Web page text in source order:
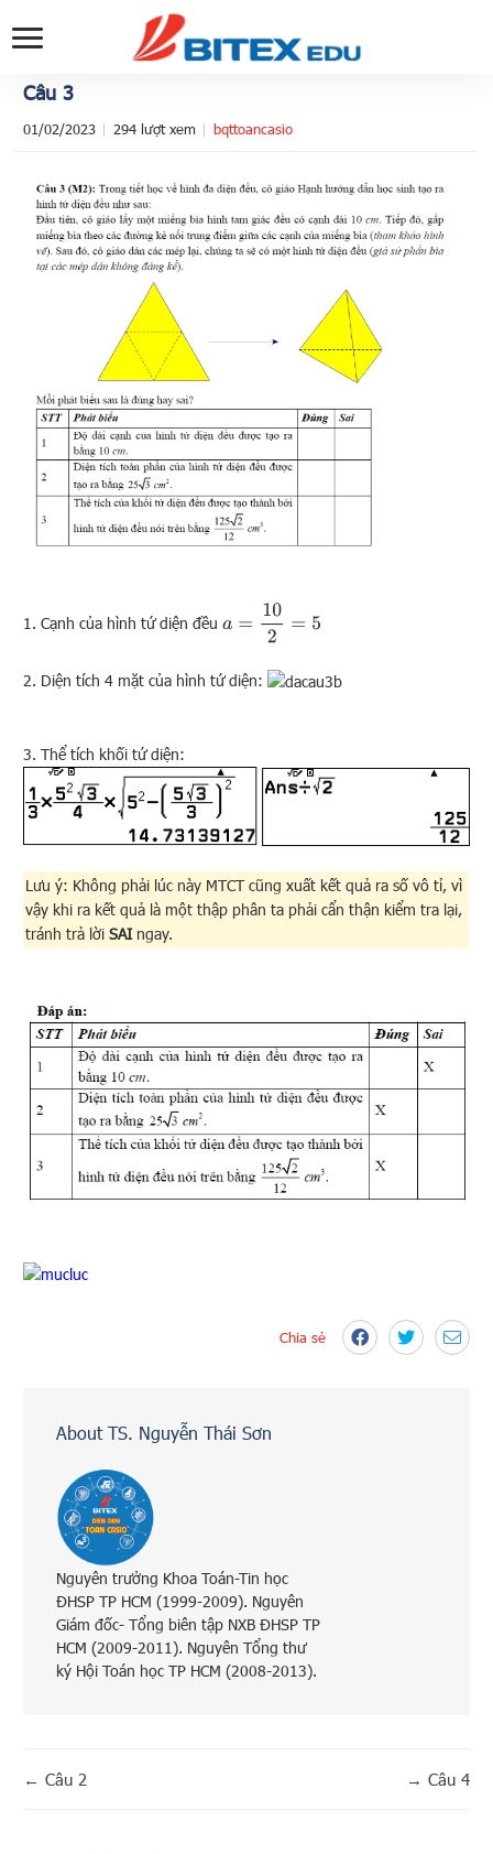
Câu 3
01/02/2023 294 lượt xem bqttoancasio
1. Cạnh của hình tứ diện đều
2=5
2. Diện tích 4 mặt của hình tứ diện:
3. Thể tích khối tứ diện:
Lưu ý: Không phải lúc này MTCT cũng xuất kết quả ra số vô tỉ, vì
vậy khi ra kết quả là một thập phân ta phải cẩn thận kiểm tra lại,
tránh trả lờiSAIngay.
Chia sẻ
About TS. Nguyễn Thái Sơn
Nguyên trưởng Khoa Toán-Tin học
ĐHSP TP HCM (1999-2009). Nguyên
Giám đốc- Tổng biên tập NXB ĐHSP TP
HCM (2009-2011). Nguyên Tổng thư
ký Hội Toán học TP HCM (2008-2013).
← Câu 2 → Câu 4